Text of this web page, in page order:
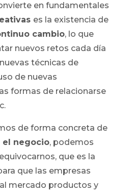
en fundamentales
es la existencia de
cambio, lo que
nuevos retos cada día
técnicas de
de nuevas
formas de relacionarse
de forma concreta de
el negocio, podemos
que es la
que las empresas
mercado productos y